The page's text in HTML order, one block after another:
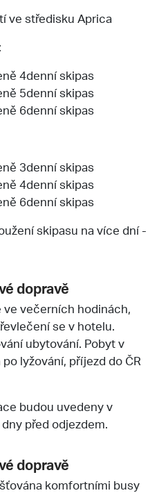
ve středisku Aprica
4denní skipas
5denní skipas
6denní skipas
3denní skipas
4denní skipas
6denní skipas
skipasu na více dní -
dopravě
ve večerních hodinách,
se v hotelu.
ubytování. Pobyt v
lyžování, příjezd do ČR
budou uvedeny v
před odjezdem.
dopravě
komfortními busy